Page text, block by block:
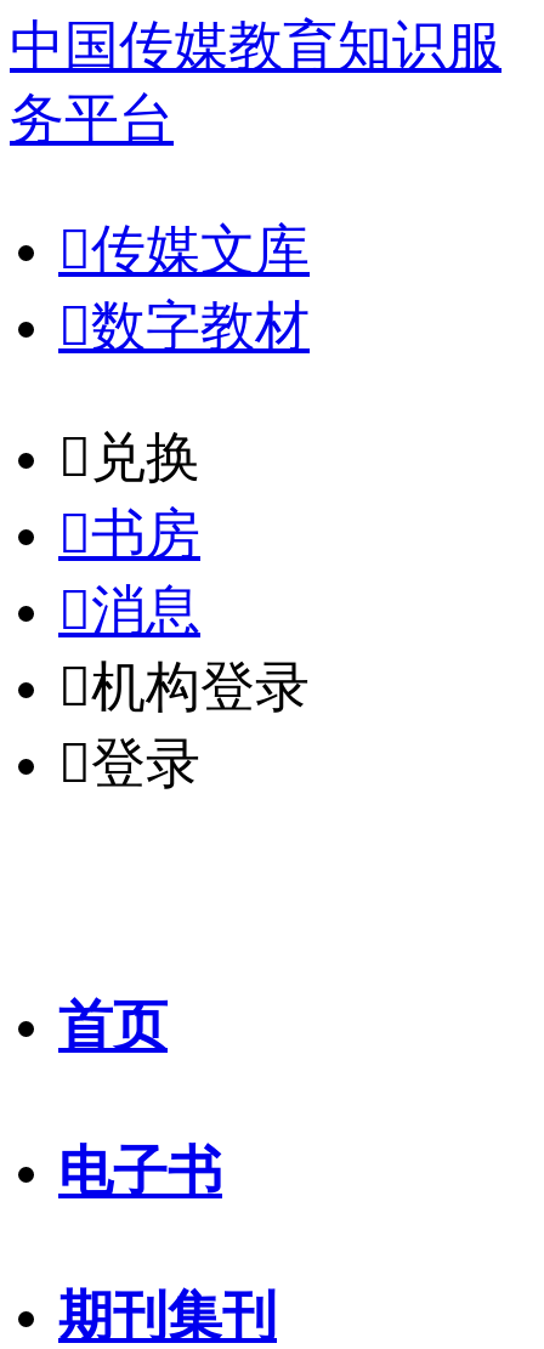
中国传媒教育知识服
务平台
传媒文库
数字教材
𐈈 兑换
书房
消息
机构登录
登录
首页
电子书
期刊集刊